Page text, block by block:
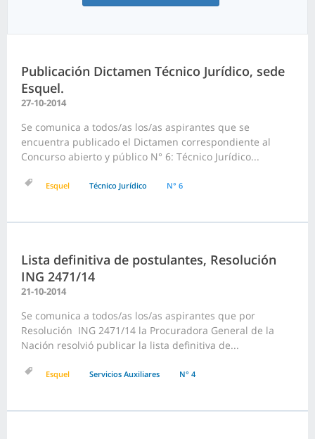
Publicación Dictamen Técnico Jurídico, sede
Esquel.
27-10-2014
Se comunica a todos/as los/as aspirantes que se
encuentra publicado el Dictamen correspondiente al
Concurso abierto y público N° 6: Técnico Jurídico...
Esquel Técnico Jurídico N° 6
Lista definitiva de postulantes, Resolución
ING 2471/14
21-10-2014
Se comunica a todos/as los/as aspirantes que por
Resolución ING 2471/14 la Procuradora General de la
Nación resolvió publicar la lista definitiva de...
Esquel Servicios Auxiliares N° 4